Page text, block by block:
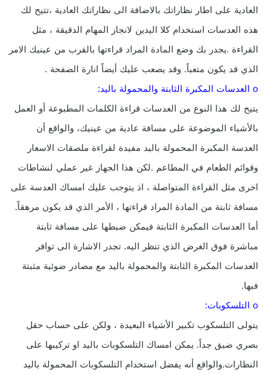
العادية على اطار نظاراتك بالاضافة الى نظاراتك العادية ،تتيح لك
هذه العدسات استخدام كلا اليدين لانجاز المهام الدقيقة ، مثل
القراءة .يجدر بك وضع المادة المراد قراءتها بالقرب من عينيك الامر
الذي قد يكون متعباً. وقد يصعب عليك أيضاً انارة الصفحة .
o العدسات المكبرة الثابتة والمحمولة باليد:
يتيح لك هذا النوع من العدسات قراءة الكلمات المطبوعة أو العمل
بالأشياء الموضوعة على مسافة عادية من عينيك، والواقع أن
العدسة المكبرة المحمولة باليد مفيدة لقراءة ملصقات الاسعار
وقوائم الطعام في المطاعم .لكن هذا الجهاز غير عملي لنشاطات
اخرى مثل القراءة المتواصلة ، اذ يتوجب عليك امساك العدسة على
مسافة ثابتة من المادة المراد قراءتها ، الأمر الذي قد يكون مرهقاً.
أما العدسات المكبرة الثابتة فيمكن ضبطها على مسافة ثابتة
مباشرة فوق الغرض الذي تنظر اليه. تجدر الاشارة الى توافر
العدسات المكبرة الثابتة والمحمولة باليد مع مصادر ضوئية مثبتة
فيها.
o التلسكوبات:
يتولى التلسكوب تكبير الأشياء البعيدة ، ولكن على حساب حقل
بصري ضيق جداً. يمكن امساك التلسكوبات باليد او تركيبها على
النظارات.والواقع أنه يفضل استخدام التلسكوبات المحمولة باليد